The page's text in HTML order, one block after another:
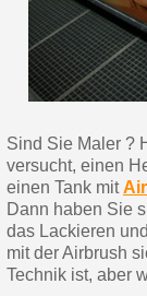
Sind Sie Maler ?
versucht, einen
einen Tank mit
Dann haben Sie
das Lackieren
mit der Airbrush
Technik ist, aber